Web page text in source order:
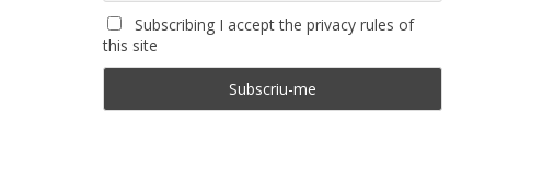
Subscribing I accept the privacy rules of
this site